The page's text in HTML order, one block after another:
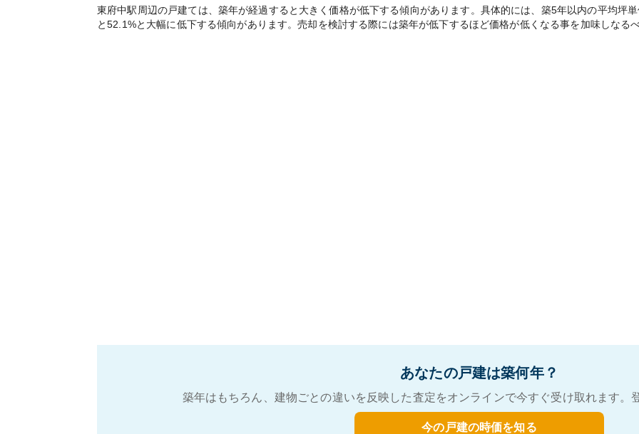
東府中駅周辺の戸建ては、築年が経過すると大きく価格が低下する傾向があります。具体的には、築5年以内の平均坪
と52.1%と大幅に低下する傾向があります。売却を検討する際には築年が低下するほど価格が低くなる事を加味しなる
あなたの戸建は築何年？
築年はもちろん、建物ごとの違いを反映した査定をオンラインで今すぐ受け取れます。
今の戸建の時価を知る